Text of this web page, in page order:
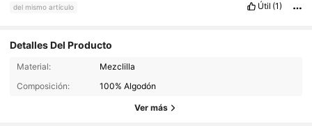
del mismo artículo Útil (1)
Detalles Del Producto
Material:
Mezclilla
Composición:
100% Algodón
Ver más
9.3K Seguidores